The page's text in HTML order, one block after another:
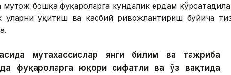
муҳтож бошқа фуқароларга кундалик ёрдам
уларни ўқитиш ва касбий ривожлантириш бўйича
мутахассислар янги билим ва тажриба
фуқароларга юқори сифатли ва ўз вақтида